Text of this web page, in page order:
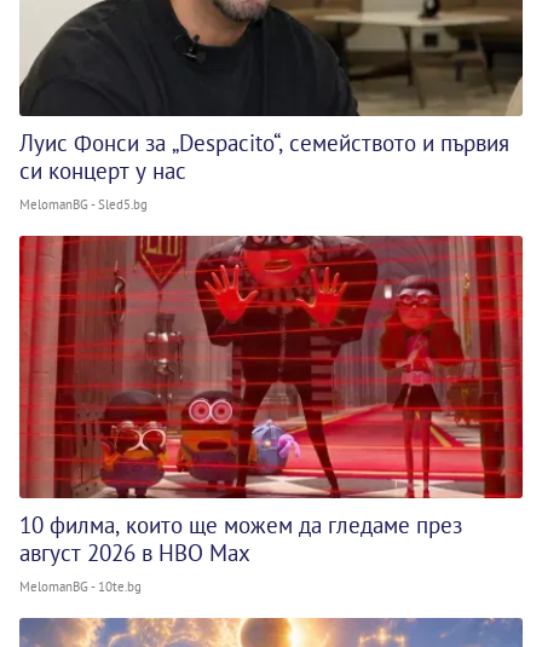
Луис Фонси за „Despacito“, семейството и първия
си концерт у нас
MelomanBG - Sled5.bg
10 филма, които ще можем да гледаме през
август 2026 в HBO Max
MelomanBG - 10te.bg